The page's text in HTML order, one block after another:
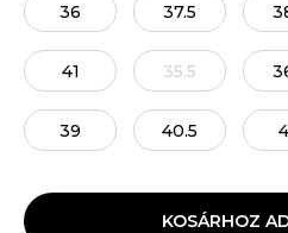
36 37.5
41 35.5
39 40.5
KOSÁRHOZ